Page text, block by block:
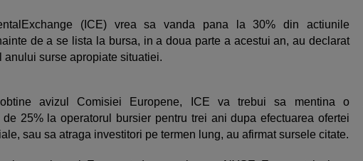
(ICE) vrea sa vanda pana la 30% din actiunile
de a se lista la bursa, in a doua parte a acestui an, au declarat
anului surse apropiate situatiei.
avizul Comisiei Europene, ICE va trebui sa mentina o
de 25% la operatorul bursier pentru trei ani dupa efectuarea ofertei
sau sa atraga investitori pe termen lung, au afirmat sursele citate.